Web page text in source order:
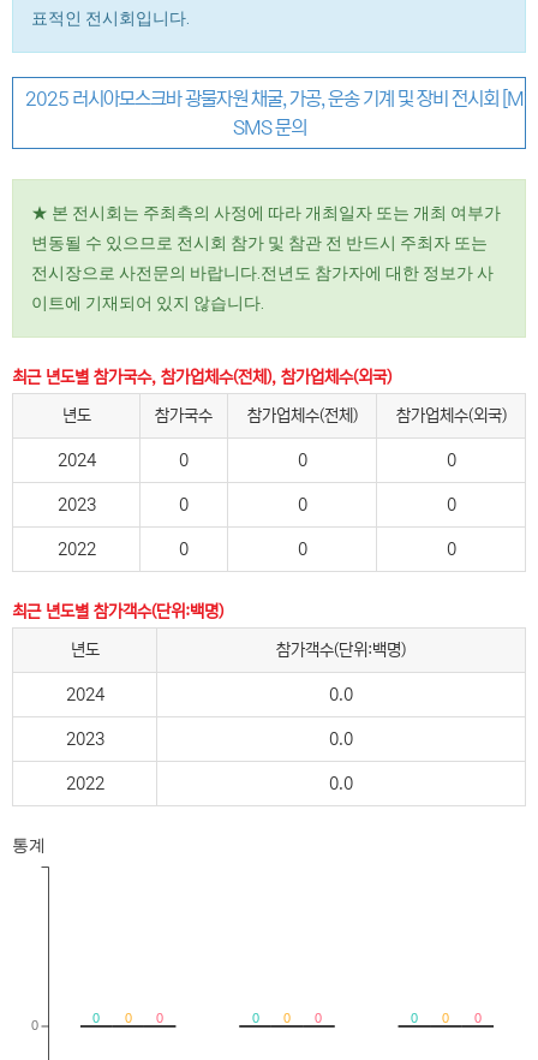
표적인 전시회입니다.
2025 러시아모스크바 광물자원 채굴, 가공, 운송 기계 및 장비 전시회
SMS 문의
★ 본 전시회는 주최측의 사정에 따라 개최일자 또는 개최 여부가
변동될 수 있으므로 전시회 참가 및 참관 전 반드시 주최자 또는
전시장으로 사전문의 바랍니다.전년도 참가자에 대한 정보가 사
이트에 기재되어 있지 않습니다.
최근 년도별 참가국수, 참가업체수(전체), 참가업체수(외국)
년도
참가국수 참가업체수(전체) 참가업체수(외국)
2024 0 0 0
2023 0 0 0
2022 0 0 0
최근 년도별 참가객수(단위:백명)
년도
참가객수(단위:백명)
2024 0.0
2023 0.0
2022 0.0
통계
0 0 0
0 0 0
0 0 0
0